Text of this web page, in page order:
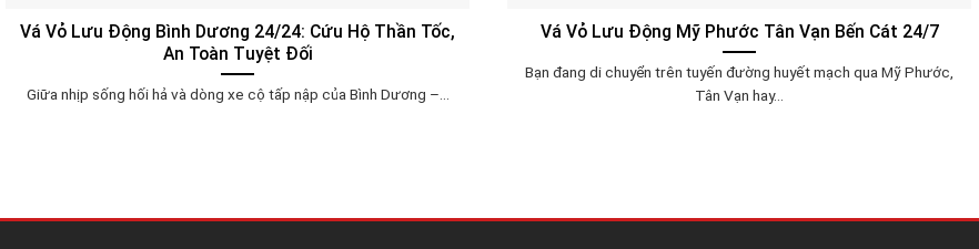
Vá Vỏ Lưu Động Bình Dương 24/24: Cứu Hộ Thần Tốc,
An Toàn Tuyệt Đối
Giữa nhịp sống hối hả và dòng xe cộ tấp nập của Bình Dương –...
Vá Vỏ Lưu Động Mỹ Phước Tân Vạn Bến Cát 24/7
Bạn đang di chuyển trên tuyến đường huyết mạch qua Mỹ Phước,
Tân Vạn hay...